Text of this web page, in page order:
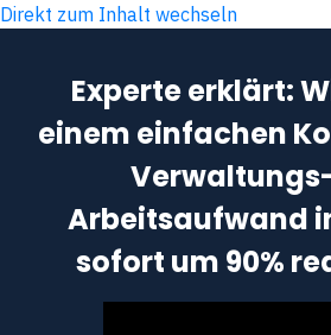
Direkt zum Inhalt wechseln
Experte erklärt:
einem einfachen
Arbeitsaufwand
sofort um 90%